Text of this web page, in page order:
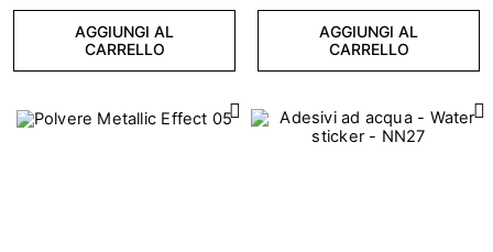
AGGIUNGI AL
CARRELLO
AGGIUNGI AL
CARRELLO